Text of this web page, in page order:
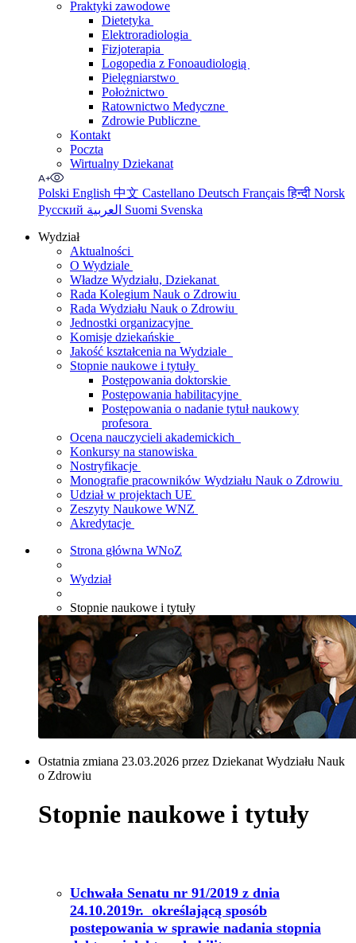
Praktyki zawodowe
Dietetyka
Elektroradiologia
Fizjoterapia
Logopedia z Fonoaudiologią
Pielęgniarstwo
Położnictwo
Ratownictwo Medyczne
Zdrowie Publiczne
Kontakt
Poczta
Wirtualny Dziekanat
Polski English 中文 Castellano Deutsch Françaisहिन्दी Norsk
Русский
Suomi Svenska
Wydział
Aktualności
O Wydziale
Władze Wydziału, Dziekanat
Rada Kolegium Nauk o Zdrowiu
Rada Wydziału Nauk o Zdrowiu
Jednostki organizacyjne
Komisje dziekańskie
Jakość kształcenia na Wydziale
Stopnie naukowe i tytuły
Postępowania doktorskie
Postępowania habilitacyjne
Postępowania o nadanie tytuł naukowy
profesora
Ocena nauczycieli akademickich
Konkursy na stanowiska
Nostryfikacje
Monografie pracowników Wydziału Nauk o Zdrowiu
Udział w projektach UE
Zeszyty Naukowe WNZ
Akredytacje
Strona główna WNoZ
Wydział
Stopnie naukowe i tytuły
Ostatnia zmiana 23.03.2026 przez Dziekanat Wydziału Nauk
o Zdrowiu
Stopnie naukowe i tytuły
Uchwała Senatu nr 91/2019 z dnia
24.10.2019r. określającą sposób
postepowania w sprawie nadania stopnia